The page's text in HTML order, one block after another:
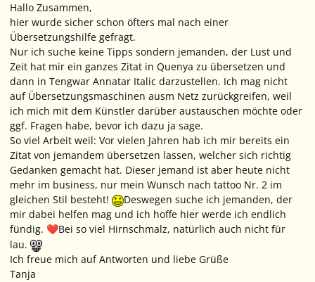
Hallo Zusammen,
hier wurde sicher schon öfters mal nach einer
Übersetzungshilfe gefragt.
Nur ich suche keine Tipps sondern jemanden, der Lust und
Zeit hat mir ein ganzes Zitat in Quenya zu übersetzen und
dann in Tengwar Annatar Italic darzustellen. Ich mag nicht
auf Übersetzungsmaschinen ausm Netz zurückgreifen, weil
ich mich mit dem Künstler darüber austauschen möchte oder
ggf. Fragen habe, bevor ich dazu ja sage.
So viel Arbeit weil: Vor vielen Jahren hab ich mir bereits ein
Zitat von jemandem übersetzen lassen, welcher sich richtig
Gedanken gemacht hat. Dieser jemand ist aber heute nicht
mehr im business, nur mein Wunsch nach tattoo Nr. 2 im
gleichen Stil besteht!
Deswegen suche ich jemanden, der
mir dabei helfen mag und ich hoffe hier werde ich endlich
fündig. ❤️Bei so viel Hirnschmalz, natürlich auch nicht für
lau.
Ich freue mich auf Antworten und liebe Grüße
Tanja